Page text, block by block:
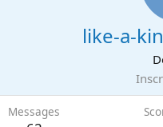
like-a-
Messages